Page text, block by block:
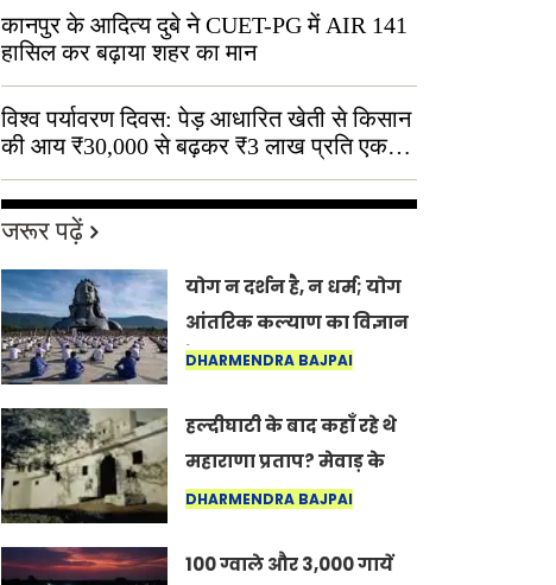
कानपुर के आदित्य दुबे ने CUET-PG में AIR 141
हासिल कर बढ़ाया शहर का मान
विश्व पर्यावरण दिवस: पेड़ आधारित खेती से किसान
की आय ₹30,000 से बढ़कर ₹3 लाख प्रति एकड़
हुई
जरूर पढ़ें
योग न दर्शन है, न धर्म; योग
आंतरिक कल्याण का विज्ञान
है: अंतरराष्ट्रीय योग दिवस
DHARMENDRA BAJPAI
हल्दीघाटी के बाद कहाँ रहे थे
महाराणा प्रताप? मेवाड़ के
इतिहास का वह अनकहा
में जीवित है
DHARMENDRA BAJPAI
100 ग्वाले और 3,000 गायें